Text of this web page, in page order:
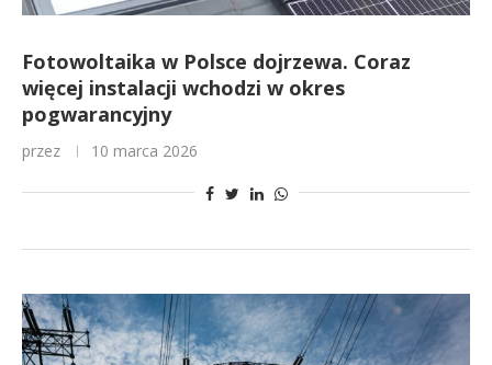
Fotowoltaika w Polsce dojrzewa. Coraz
więcej instalacji wchodzi w okres
pogwarancyjny
przez 10 marca 2026